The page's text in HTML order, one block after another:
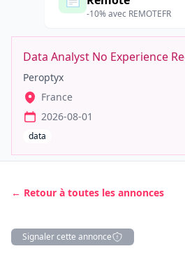
-10% avec REMOTEFR
Data Analyst No Experience
Peroptyx
France
2026-08-01
data
← Retour à toutes les annonces
Signaler cette annonce